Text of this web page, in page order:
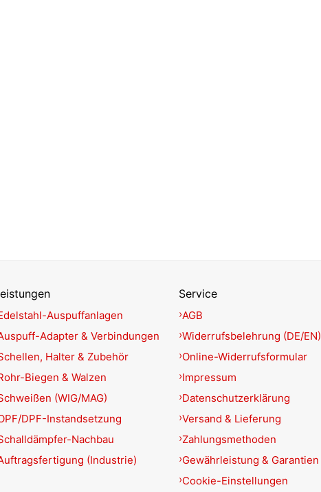
Auspuffanlagen
Adapter & Verbindungen
Halter & Zubehör
Biegen & Walzen
(WIG/MAG)
DPF-Instandsetzung
Nachbau
(Industrie)
Service
AGB
Widerrufsbelehrung (DE/EN)
Online-Widerrufsformular
Impressum
Datenschutzerklärung
Versand & Lieferung
Zahlungsmethoden
Gewährleistung & Garantien
Cookie-Einstellungen